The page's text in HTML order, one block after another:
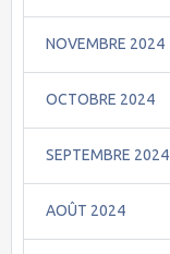
NOVEMBRE 2024
OCTOBRE 2024
SEPTEMBRE 2024
AOÛT 2024